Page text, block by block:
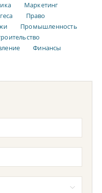
Маркетинг
Право
Промышленность
Финансы